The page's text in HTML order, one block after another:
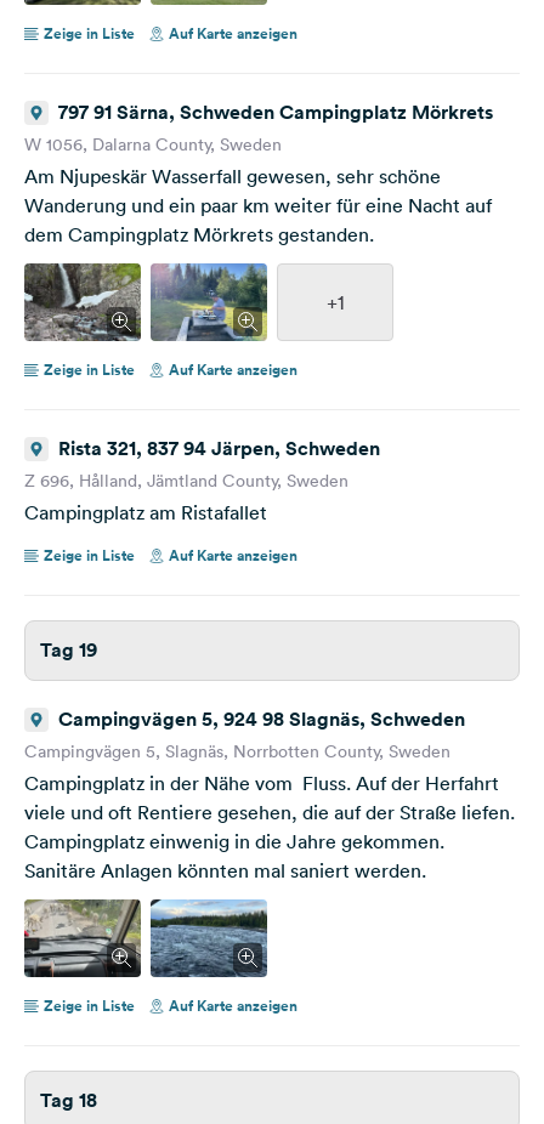
Zeige in Liste Auf Karte anzeigen
797 91 Särna, Schweden Campingplatz Mörkrets
W 1056, Dalarna County, Sweden
Am Njupeskär Wasserfall gewesen, sehr schöne
Wanderung und ein paar km weiter für eine Nacht auf
dem Campingplatz Mörkrets gestanden.
+1
Zeige in Liste Auf Karte anzeigen
Rista 321, 837 94 Järpen, Schweden
Z 696, Hålland, Jämtland County, Sweden
Campingplatz am Ristafallet
Zeige in Liste Auf Karte anzeigen
Tag 19
Campingvägen 5, 924 98 Slagnäs, Schweden
Campingvägen 5, Slagnäs, Norrbotten County, Sweden
Campingplatz in der Nähe vom Fluss. Auf der Herfahrt
viele und oft Rentiere gesehen, die auf der Straße liefen.
Campingplatz einwenig in die Jahre gekommen.
Sanitäre Anlagen könnten mal saniert werden.
Zeige in Liste Auf Karte anzeigen
Tag 18